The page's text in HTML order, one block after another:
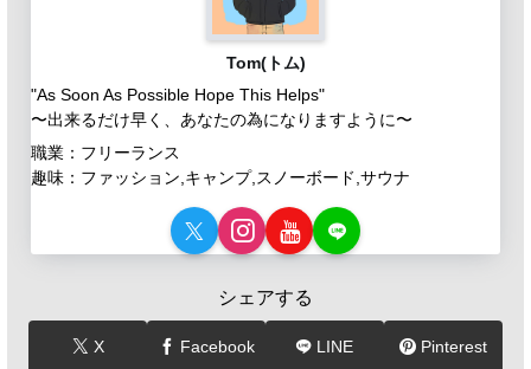
Tom(トム)
"As Soon As Possible Hope This Helps"
〜出来るだけ早く、あなたの為になりますように〜
職業：フリーランス
趣味：ファッション,キャンプ,スノーボード,サウナ
シェアする
X Facebook LINE Pinterest